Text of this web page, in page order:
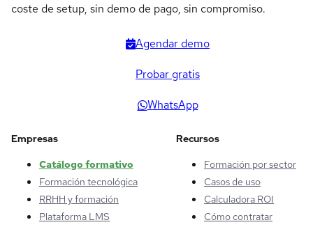
coste de setup, sin demo de pago, sin compromiso.
Agendar demo
Probar gratis
WhatsApp
Empresas
Catálogo formativo
Formación tecnológica
RRHH y formación
Plataforma LMS
Recursos
Formación por sector
Casos de uso
Calculadora ROI
Cómo contratar